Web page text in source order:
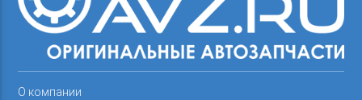
О компании